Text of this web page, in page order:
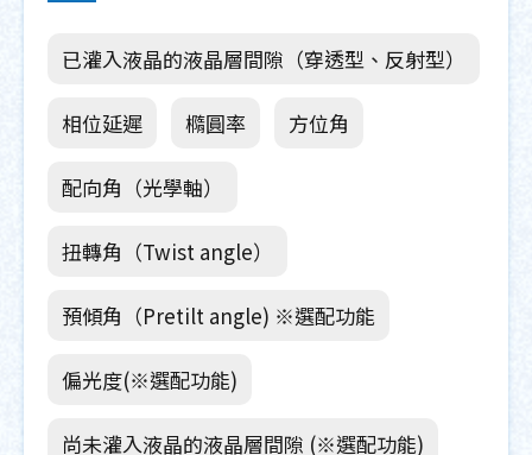
已灌入液晶的液晶層間隙（穿透型、反射型）
相位延遲 橢圓率 方位角
配向角（光學軸）
扭轉角（Twist angle）
預傾角（Pretilt angle) ※選配功能
偏光度(※選配功能)
尚未灌入液晶的液晶層間隙 (※選配功能)